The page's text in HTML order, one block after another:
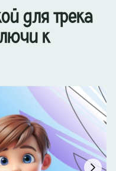
для трека
к